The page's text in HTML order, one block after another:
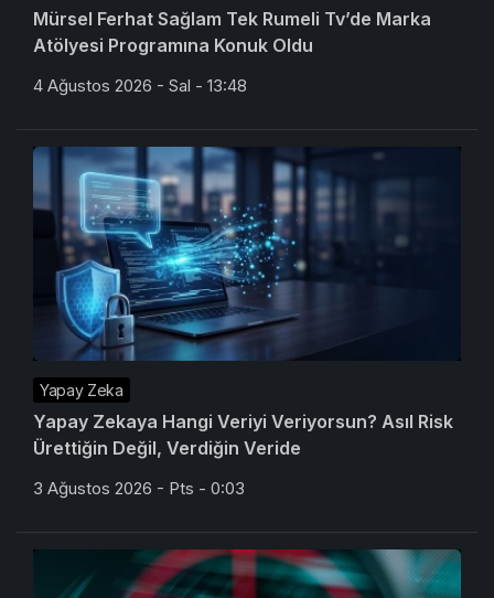
Mürsel Ferhat Sağlam Tek Rumeli Tv’de Marka
Atölyesi Programına Konuk Oldu
4 Ağustos 2026 - Sal - 13:48
Yapay Zeka
Yapay Zekaya Hangi Veriyi Veriyorsun? Asıl Risk
Ürettiğin Değil, Verdiğin Veride
3 Ağustos 2026 - Pts - 0:03